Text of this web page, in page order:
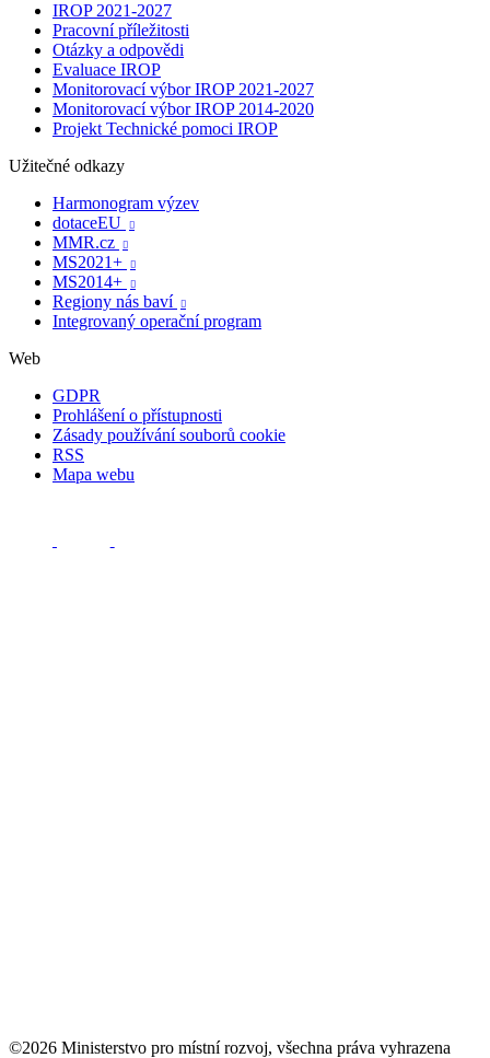
IROP 2021-2027
Pracovní příležitosti
Otázky a odpovědi
Evaluace IROP
Monitorovací výbor IROP 2021-2027
Monitorovací výbor IROP 2014-2020
Projekt Technické pomoci IROP
Užitečné odkazy
Harmonogram výzev
dotaceEU

MMR.cz 
MS2021+ 
MS2014+ 
Regiony nás baví 
Integrovaný operační program
Web
GDPR
Prohlášení o přístupnosti
Zásady používání souborů cookie
RSS
Mapa webu
©2026 Ministerstvo pro místní rozvoj, všechna práva vyhrazena